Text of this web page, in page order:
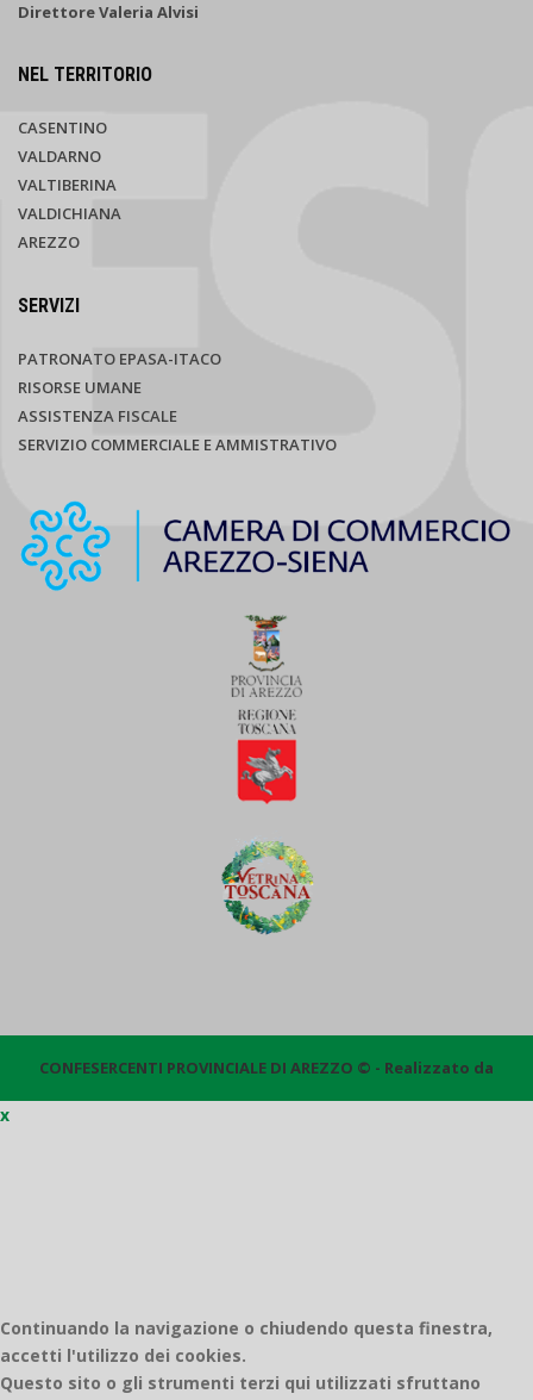
Direttore Valeria Alvisi
NEL TERRITORIO
CASENTINO
VALDARNO
VALTIBERINA
VALDICHIANA
AREZZO
SERVIZI
PATRONATO EPASA-ITACO
RISORSE UMANE
ASSISTENZA FISCALE
SERVIZIO COMMERCIALE E AMMISTRATIVO
CONFESERCENTI PROVINCIALE DI AREZZO © - Realizzato da
x
Continuando la navigazione o chiudendo questa finestra,
accetti l'utilizzo dei cookies.
Questo sito o gli strumenti terzi qui utilizzati sfruttano